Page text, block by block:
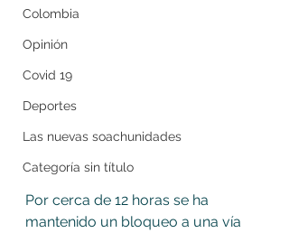
Colombia
Opinión
Covid 19
Deportes
Las nuevas soachunidades
Categoría sin título
Por cerca de 12 horas se ha
mantenido un bloqueo a una vía